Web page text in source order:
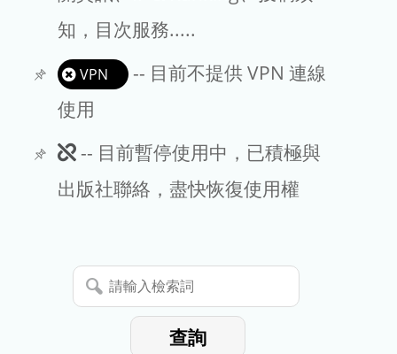
EndNote
知，目次服務.....
VPN
-- 目前不提供 VPN 連線
使用
此
期
暫
停
-- 目前暫停使用中，已積極與
出版社聯絡，盡快恢復使用權
請
輸
查詢